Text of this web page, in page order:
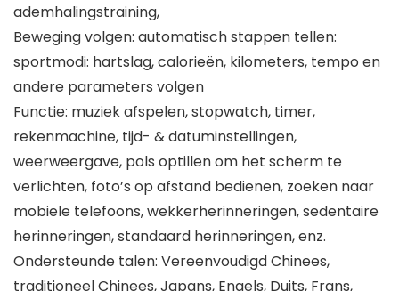
ademhalingstraining,
Beweging volgen: automatisch stappen tellen:
sportmodi: hartslag, calorieën, kilometers, tempo en
andere parameters volgen
Functie: muziek afspelen, stopwatch, timer,
rekenmachine, tijd- & datuminstellingen,
weerweergave, pols optillen om het scherm te
verlichten, foto’s op afstand bedienen, zoeken naar
mobiele telefoons, wekkerherinneringen, sedentaire
herinneringen, standaard herinneringen, enz.
Ondersteunde talen: Vereenvoudigd Chinees,
traditioneel Chinees, Japans, Engels, Duits, Frans,